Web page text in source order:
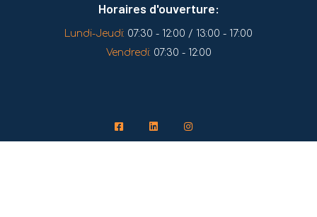
Horaires d'ouverture:
Lundi-Jeudi: 07:30 - 12:00 / 13:00 - 17:00
Vendredi: 07:30 - 12:00